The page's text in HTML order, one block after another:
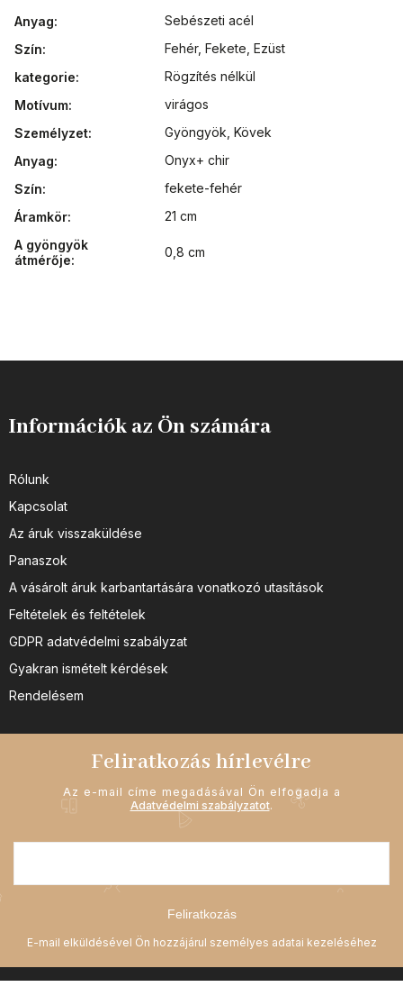
Anyag:
Sebészeti acél
Szín: Fehér, Fekete Ezüst
kategorie:
Rögzítés nélkül
Motívum:
virágos
Személyzet: Gyöngyök Kövek
Anyag:
Onyx+ chir
Szín:
fekete-fehér
Áramkör:
21 cm
A gyöngyök
átmérője:
0,8 cm
Információk az Ön számára
Rólunk
Kapcsolat
Az áruk visszaküldése
Panaszok
A vásárolt áruk karbantartására vonatkozó utasítások
Feltételek és feltételek
GDPR adatvédelmi szabályzat
Gyakran ismételt kérdések
Rendelésem
Feliratkozás hírlevélre
Az e-mail címe megadásával Ön elfogadja a
Adatvédelmi szabályzatot.
Feliratkozás